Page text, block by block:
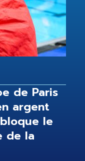
de Paris
argent
le
de la